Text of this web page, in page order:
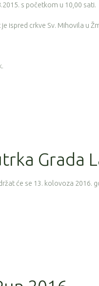
s početkom u 10,00 sati.
ispred crkve Sv. Mihovila u
Grada
će se 13. kolovoza 2016.